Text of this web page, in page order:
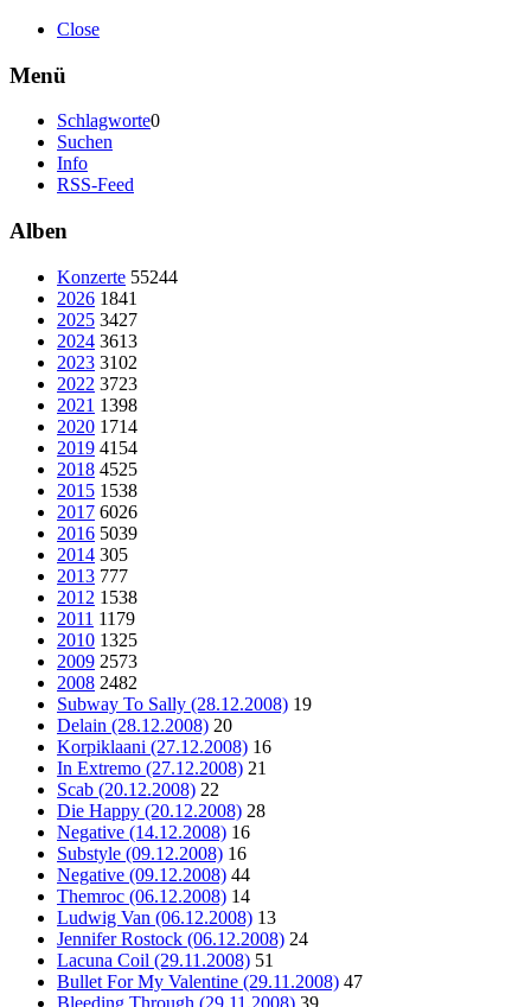
Close
Menü
Schlagworte0
Suchen
Info
RSS-Feed
Alben
Konzerte 55244
2026 1841
2025 3427
2024 3613
2023 3102
2022 3723
2021 1398
2020 1714
2019 4154
2018 4525
2015 1538
2017 6026
2016 5039
2014 305
2013 777
2012 1538
2011 1179
2010 1325
2009 2573
2008 2482
Subway To Sally (28.12.2008) 19
Delain (28.12.2008) 20
Korpiklaani (27.12.2008) 16
In Extremo (27.12.2008) 21
Scab (20.12.2008) 22
Die Happy (20.12.2008) 28
Negative (14.12.2008) 16
Substyle (09.12.2008) 16
Negative (09.12.2008) 44
Themroc (06.12.2008) 14
Ludwig Van (06.12.2008) 13
Jennifer Rostock (06.12.2008) 24
Lacuna Coil (29.11.2008) 51
Bullet For My Valentine (29.11.2008) 47
Bleeding Through (29.11.2008) 39